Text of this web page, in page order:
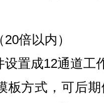
倍以内）
设置成12通道工
板方式，可后